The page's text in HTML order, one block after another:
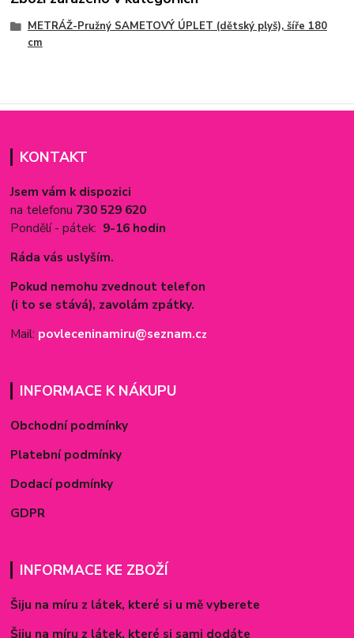
METRÁŽ-Pružný SAMETOVÝ ÚPLET (dětský plyš), šíře 180
cm
KONTAKT
Jsem vám k dispozici
na telefonu 730 529 620
Pondělí - pátek: 9-16 hodin
Ráda vás uslyším.
Pokud nemohu zvednout telefon
(i to se stává), zavolám zpátky.
Mail: povleceninamiru@seznam.cz
INFORMACE K NÁKUPU
Obchodní podmínky
Platební podmínky
Dodací podmínky
GDPR
INFORMACE KE ZBOŽÍ
Šiju na míru z látek, které si u mě vyberete
Šiju na míru z látek, které si sami dodáte